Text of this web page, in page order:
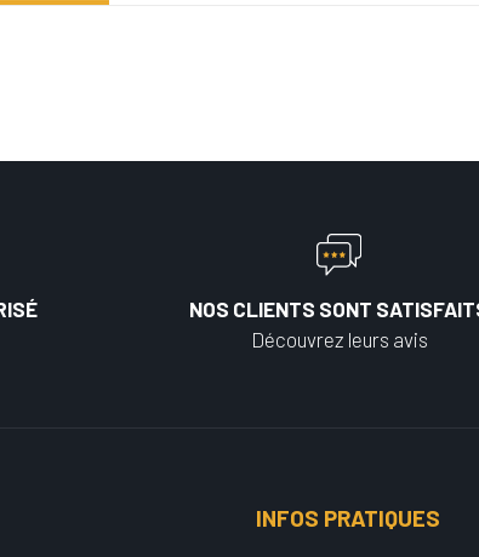
NOS CLIENTS SONT
Découvrez leurs avis
INFOS PRATIQUES